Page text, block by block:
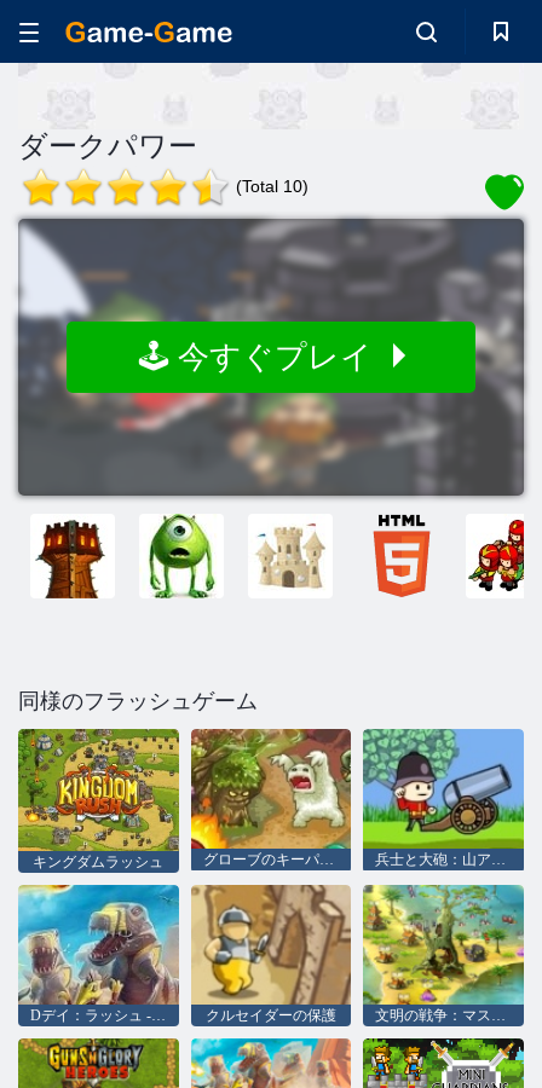
ダークパワー
(Total 10)
🕹️ 今すぐプレイ
同様のフラッシュゲーム
キングダムラッシュ グローブのキーパー3 兵士と大砲：山アタック
Dデイ：ラッシュ - タワーディフェンス クルセイダーの保護 文明の戦争：マスター版